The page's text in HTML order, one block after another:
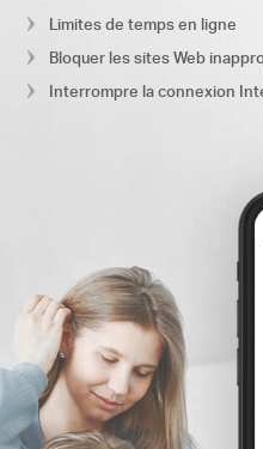
Limites de temps en ligne
Bloquer les sites Web
Interrompre la connexion